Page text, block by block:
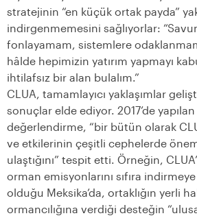
stratejinin “en küçük ortak payda”
indirgenmemesini sağlıyorlar:
fonlayamam, sistemlere
hâlde hepimizin yatırım yapmayı
ihtilafsız bir alan bulalım.”
CLUA, tamamlayıcı yaklaşımlar
sonuçlar elde ediyor. 2017’de yapılan
değerlendirme, “bir bütün olarak
ve etkilerinin çeşitli cephelerde
ulaştığını” tespit etti. Örneğin,
orman emisyonlarını sıfıra
olduğu Meksika’da, ortaklığın yerli
ormancılığına verdiği desteğin